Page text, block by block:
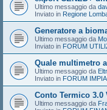
Ultimo messaggio da
Inviato in Regione
Generatore a
Ultimo messaggio da
Inviato in FORUM
Quale multimetro
Ultimo messaggio da
Inviato in FORUM
Conto Termico 3.0
Ultimo messaggio da